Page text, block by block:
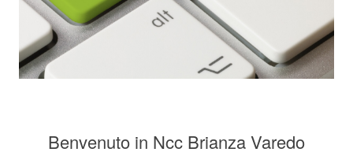
Benvenuto in Ncc Brianza Varedo